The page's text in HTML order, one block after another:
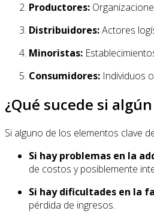
Productores:
Distribuidores:Actores
Minoristas:
Consumidores: Individuos
¿Qué sucede si
Si alguno de los elementos clave
Si hay problemas en la
de costos y posiblemente
Si hay dificultades en la
pérdida de ingresos.